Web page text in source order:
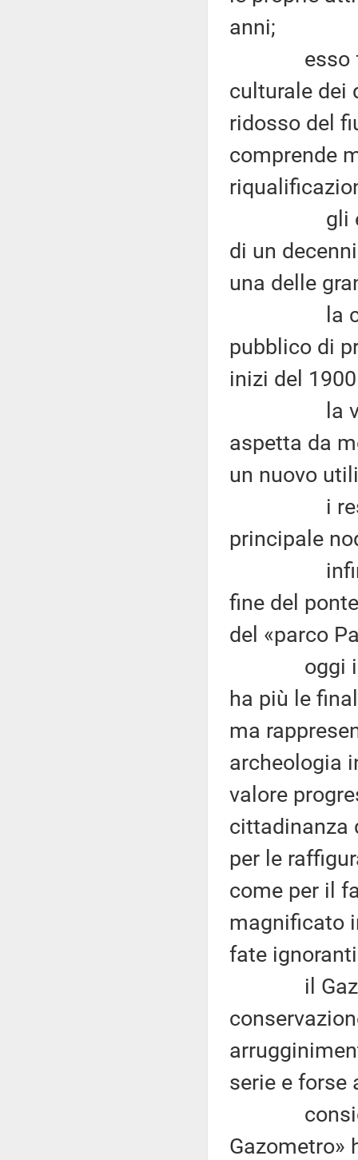
anni;
esso fa
culturale dei
ridosso del
comprende
gli ex
di un
una delle
la
pubblico di
inizi del
la vasta
aspetta da
un nuovo
i resti
principale
infine,
fine del
del «parco
oggi il
ha più le
ma
archeologia
valore
cittadinanza
per le
come per il
magnificato
fate
il
serie e forse
Gazometro»